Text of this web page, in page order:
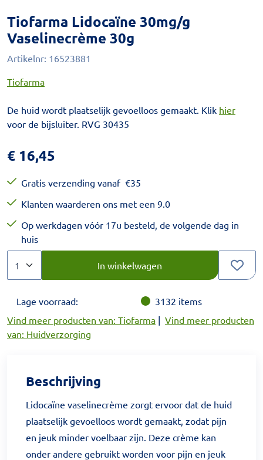
Tiofarma Lidocaïne 30mg/g
Vaselinecrème 30g
Artikelnr: 16523881
Tiofarma
De huid wordt plaatselijk gevoelloos gemaakt. Klik hier
voor de bijsluiter. RVG 30435
€ 16,45
Gratis verzending vanaf €35
Klanten waarderen ons met een 9.0
Op werkdagen vóór 17u besteld, de volgende dag in
huis
In winkelwagen
Lage voorraad: 3132 items
Vind meer producten van: Tiofarma | Vind meer producten
van: Huidverzorging
Beschrijving
Lidocaïne vaselinecrème zorgt ervoor dat de huid
plaatselijk gevoelloos wordt gemaakt, zodat pijn
en jeuk minder voelbaar zijn. Deze crème kan
onder andere gebruikt worden voor pijn en jeuk